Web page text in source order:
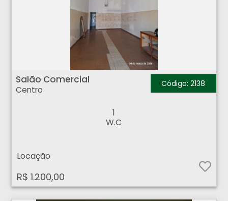
Salão Comercial
Centro
Código: 2138
1
W.C
Locação
R$ 1.200,00